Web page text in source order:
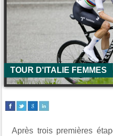
TOUR D'ITALIE FEMMES
Après trois premières